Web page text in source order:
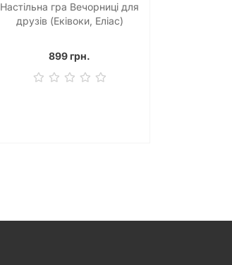
Настільна гра Вечорниці для
друзів (Еківоки, Еліас)
899 грн.